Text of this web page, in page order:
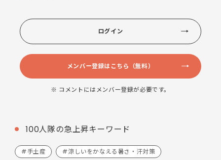
ログイン
メンバー登録はこちら（無料）
※ コメントにはメンバー登録が必要です。
100人隊の急上昇キーワード
#手土産 #涼しいをかなえる暑さ・汗対策